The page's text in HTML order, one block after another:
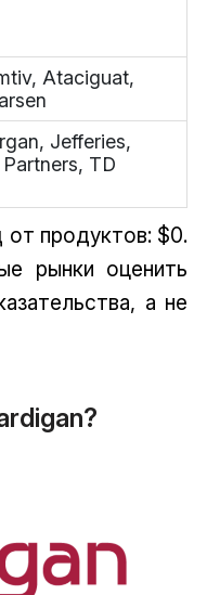
Ataciguat,
Jefferies,
TD
продуктов: $0.
рынки оценить
а не